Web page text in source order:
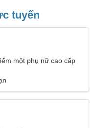
tuyến
một phụ nữ cao cấp